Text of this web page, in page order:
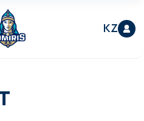
KZ